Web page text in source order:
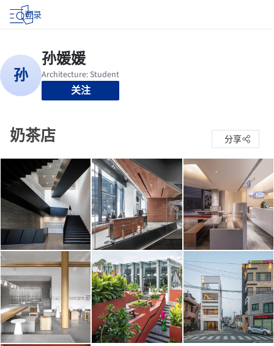
登录
关注
奶茶店 分享